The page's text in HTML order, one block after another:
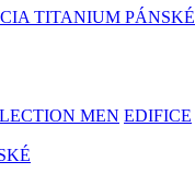
TITANIUM PÁNSKÉ
MEN EDIFICE